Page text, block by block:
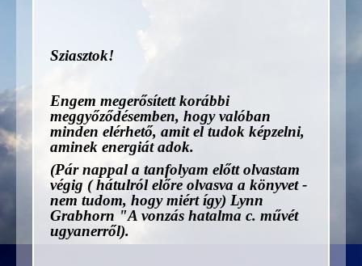
Sziasztok!
Engem megerősített korábbi
meggyőződésemben, hogy valóban
minden elérhető, amit el tudok képzelni,
aminek energiát adok.
(Pár nappal a tanfolyam előtt olvastam
végig ( hátulról előre olvasva a könyvet -
nem tudom, hogy miért így) Lynn
Grabhorn "A vonzás hatalma c. művét
ugyanerről).